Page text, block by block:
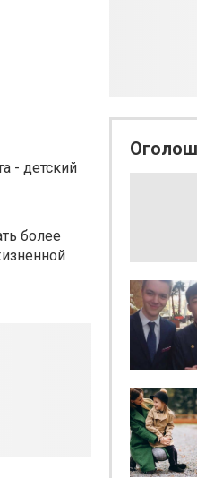
- детский
более